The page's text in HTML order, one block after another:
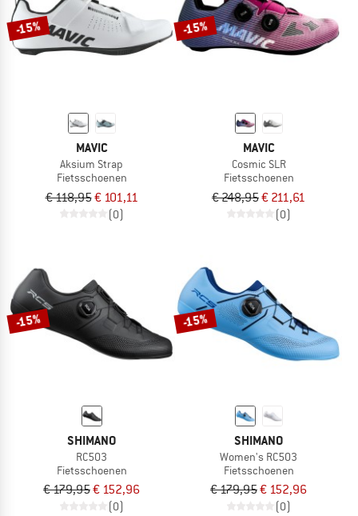
-15%
MAVIC
Aksium Strap
Fietsschoenen
€ 118,95€ 101,11
(0)
-15%
MAVIC
Cosmic SLR
Fietsschoenen
€ 248,95€ 211,61
(0)
-15%
SHIMANO
RC503
Fietsschoenen
€ 179,95€ 152,96
(0)
-15%
SHIMANO
Women's RC503
Fietsschoenen
€ 179,95€ 152,96
(0)